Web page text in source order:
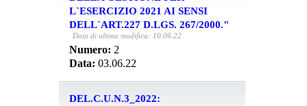
L`ESERCIZIO 2021 AI SENSI
DELL`ART.227 D.LGS. 267/2000."
Data di ultima modifica: 10.06.22
Numero: 2
Data: 03.06.22
DEL.C.U.N.3_2022: